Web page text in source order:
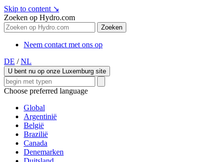
Skip to content ↘
Zoeken op Hydro.com
Zoeken
Neem contact met ons op
DE / NL
U bent nu op onze Luxemburg site
Choose preferred language
Global
Argentinië
België
Brazilië
Canada
Denemarken